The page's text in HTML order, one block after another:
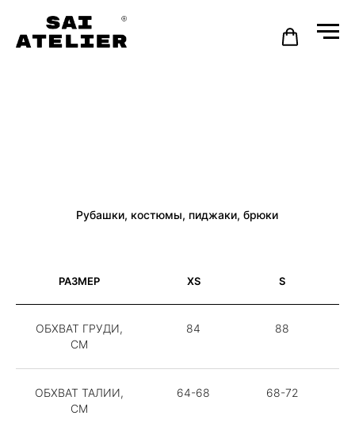
Рубашки, костюмы, пиджаки, брюки
РАЗМЕР XS S
ОБХВАТ ГРУДИ,
СМ
84 88
ОБХВАТ ТАЛИИ,
СМ
64-68 68-72